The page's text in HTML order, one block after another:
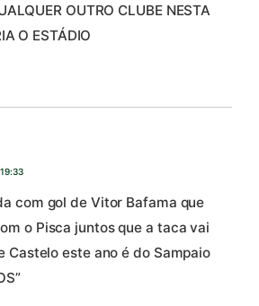
OUTRO CLUBE NESTA
O ESTÁDIO
com gol de Vitor Bafama que
o Pisca juntos que a taca vai
Castelo este ano é do Sampaio